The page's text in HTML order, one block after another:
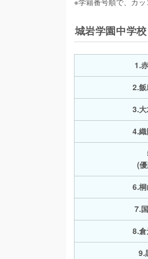
城岩学園中学
1.
2.
3.
4.
(
6.
7.
8.
9.